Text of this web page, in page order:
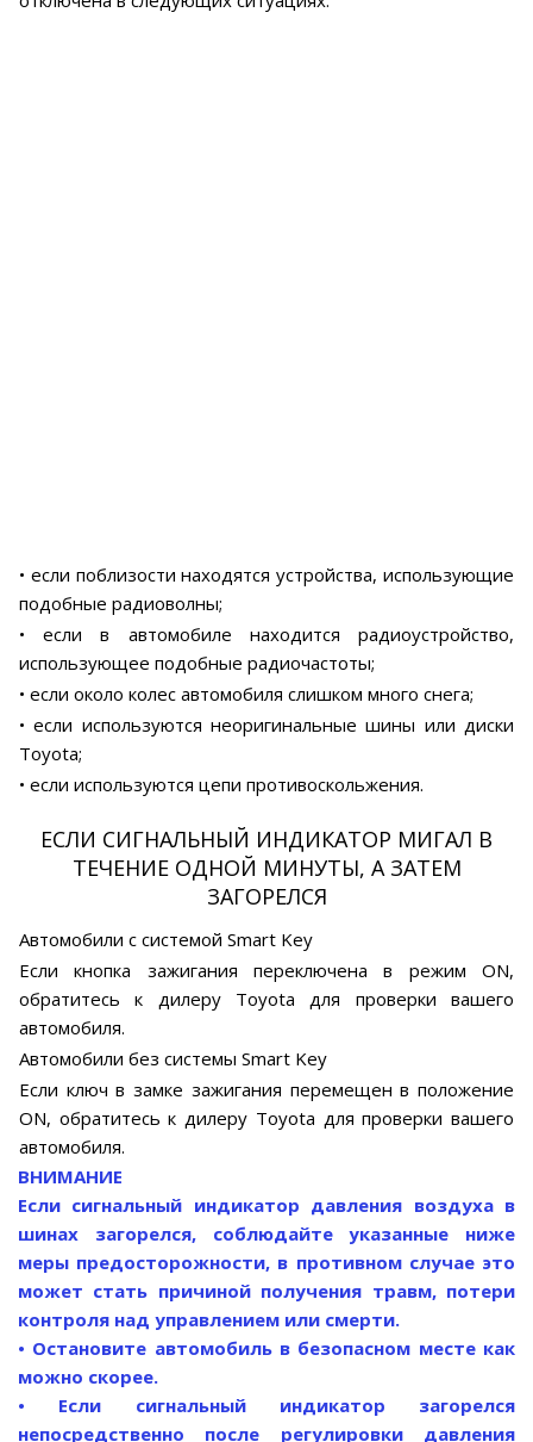
• если поблизости находятся устройства, использующие
подобные радиоволны;
• если в автомобиле находится радиоустройство,
использующее подобные радиочастоты;
• если около колес автомобиля слишком много снега;
• если используются неоригинальные шины или диски
Toyota;
• если используются цепи противоскольжения.
ЕСЛИ СИГНАЛЬНЫЙ ИНДИКАТОР МИГАЛ В
ТЕЧЕНИЕ ОДНОЙ МИНУТЫ, А ЗАТЕМ
ЗАГОРЕЛСЯ
Автомобили с системой Smart Key
Если кнопка зажигания переключена в режим ON,
обратитесь к дилеру Toyota для проверки вашего
автомобиля.
Автомобили без системы Smart Key
Если ключ в замке зажигания перемещен в положение
ON, обратитесь к дилеру Toyota для проверки вашего
автомобиля.
ВНИМАНИЕ
Если сигнальный индикатор давления воздуха в
шинах загорелся, соблюдайте указанные ниже
меры предосторожности, в противном случае это
может стать причиной получения травм, потери
контроля над управлением или смерти.
• Остановите автомобиль в безопасном месте как
можно скорее.
• Если сигнальный индикатор загорелся
непосредственно после регулировки давления